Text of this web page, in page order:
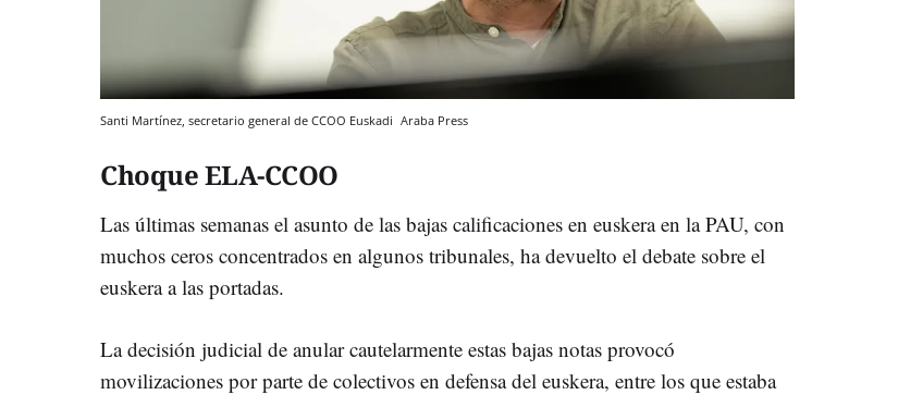
Santi Martínez, secretario general de CCOO Euskadi Araba Press
Choque ELA-CCOO
Las últimas semanas el asunto de las bajas calificaciones en euskera en la PAU, con
muchos ceros concentrados en algunos tribunales, ha devuelto el debate sobre el
euskera a las portadas.
La decisión judicial de anular cautelarmente estas bajas notas provocó
movilizaciones por parte de colectivos en defensa del euskera, entre los que estaba